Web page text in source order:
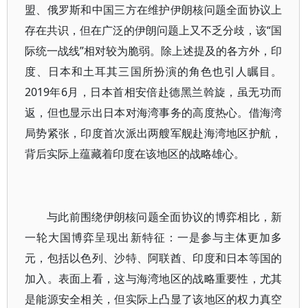
盟、俄罗斯和中国三方在维护伊朗核问题全面协议上
存在共识，但在广泛的伊朗问题上又不乏分歧，该“国
际统一战线”相对较为脆弱。除上述提及的各方外，印
度、日本和土耳其三国所扮演的角色也引人瞩目。
2019年6月，日本首相安倍赴德黑兰斡旋，虽无功而
返，但也显示出日本对海湾事务的高度热心。借海湾
局势紧张，印度首次派出两艘军舰赴海湾地区护航，
背后实际上蕴藏着印度在该地区的战略雄心。
与此前围绕伊朗核问题全面协议的博弈相比，新
一轮大国博弈呈现出新特征：一是参与主体更加多
元，包括以色列、沙特、阿联酋、印度和日本等国的
加入。表面上看，这与海湾地区的战略重要性，尤其
是能源安全相关，但实际上凸显了该地区的权力真空